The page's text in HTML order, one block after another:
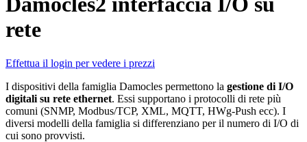
rete
Effettua il login per vedere i prezzi
I dispositivi della famiglia Damocles permettono la gestione di I/O
digitali su rete ethernet. Essi supportano i protocolli di rete più
comuni (SNMP, Modbus/TCP, XML, MQTT, HWg-Push ecc). I
diversi modelli della famiglia si differenziano per il numero di I/O di
cui sono provvisti.